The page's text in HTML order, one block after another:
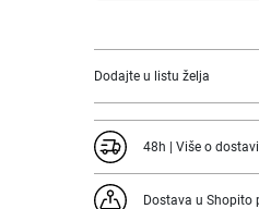
Dodajte u listu želja
48h | Više o dostavi
Dostava u Shopito